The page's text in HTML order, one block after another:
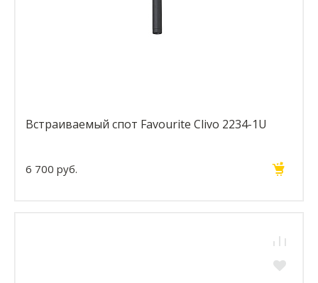
Встраиваемый спот Favourite Clivo 2234-1U
6 700 руб.